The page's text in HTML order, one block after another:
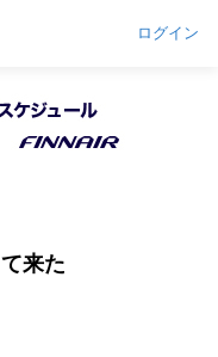
ログイン
来た